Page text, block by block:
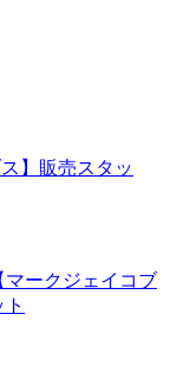
】販売スタッ
マークジェイコブ